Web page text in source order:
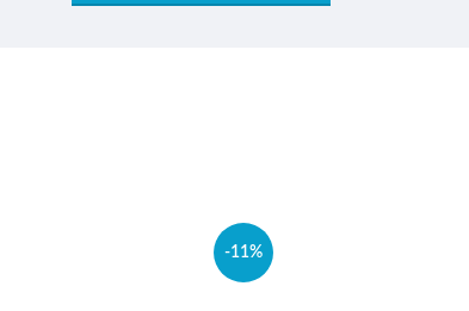
-11%